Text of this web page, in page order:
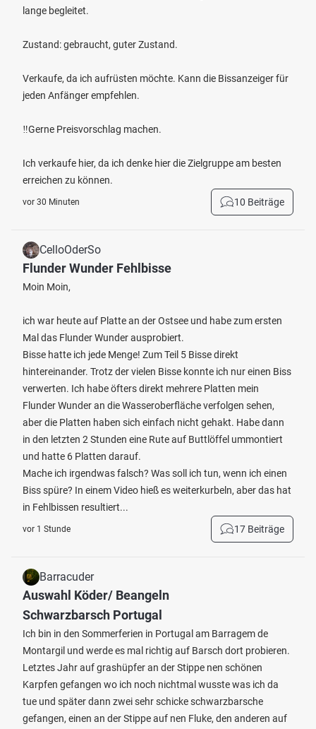
lange begleitet.
Zustand: gebraucht, guter Zustand.
Verkaufe, da ich aufrüsten möchte. Kann die Bissanzeiger für
jeden Anfänger empfehlen.
‼️Gerne Preisvorschlag machen.
Ich verkaufe hier, da ich denke hier die Zielgruppe am besten
erreichen zu können.
vor 30 Minuten 10 Beiträge
CelloOderSo
Flunder Wunder Fehlbisse
Moin Moin,
ich war heute auf Platte an der Ostsee und habe zum ersten
Mal das Flunder Wunder ausprobiert.
Bisse hatte ich jede Menge! Zum Teil 5 Bisse direkt
hintereinander. Trotz der vielen Bisse konnte ich nur einen Biss
verwerten. Ich habe öfters direkt mehrere Platten mein
Flunder Wunder an die Wasseroberfläche verfolgen sehen,
aber die Platten haben sich einfach nicht gehakt. Habe dann
in den letzten 2 Stunden eine Rute auf Buttlöffel ummontiert
und hatte 6 Platten darauf.
Mache ich irgendwas falsch? Was soll ich tun, wenn ich einen
Biss spüre? In einem Video hieß es weiterkurbeln, aber das hat
in Fehlbissen resultiert...
vor 1 Stunde 17 Beiträge
Barracuder
Auswahl Köder/ Beangeln
Schwarzbarsch Portugal
Ich bin in den Sommerferien in Portugal am Barragem de
Montargil und werde es mal richtig auf Barsch dort probieren.
Letztes Jahr auf grashüpfer an der Stippe nen schönen
Karpfen gefangen wo ich noch nichtmal wusste was ich da
tue und später dann zwei sehr schicke schwarzbarsche
gefangen, einen an der Stippe auf nen Fluke, den anderen auf